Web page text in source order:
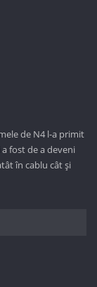
de N4 l-a primit
fost de a deveni
în cablu cât și